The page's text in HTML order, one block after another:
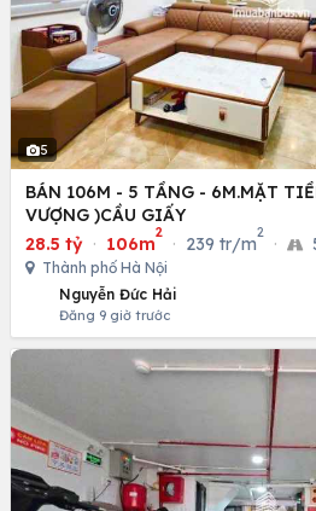
5
BÁN 106M - 5 TẦNG - 6M.MẶT
VƯỢNG )CẦU GIẤY
28.5 tỷ · 106m
2
· 239 tr/m
2
·
Thành phố Hà Nội
Nguyễn Đức Hải
Đăng 9 giờ trước